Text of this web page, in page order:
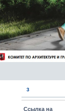
3
Ссылка на